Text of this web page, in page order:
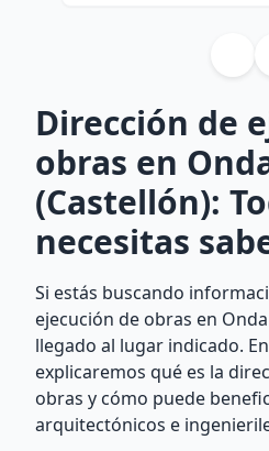
Dirección de
obras en
(Castellón):
necesitas
Si estás buscando
ejecución de obras en
llegado al lugar indicado.
explicaremos qué es la
obras y cómo puede
arquitectónicos e